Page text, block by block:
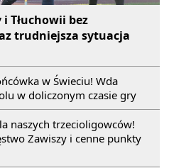
i Tłuchowii bez
trudniejsza sytuacja
w Świeciu! Wda
w doliczonym czasie gry
naszych trzecioligowców!
Zawiszy i cenne punkty